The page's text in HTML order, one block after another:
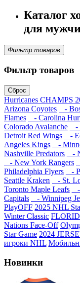
Каталог
для
Фильтр товаров
Фильтр товаров
Сброс
Hurricanes CHAMPS
Arizona Coyotes
-
Flames
- Carolina
Colorado Avalanche
-
Detroit Red Wings
-
Angeles Kings
-
Nashville Predators
-
- New York Rangers
Philadelphia Flyers
-
Seattle Kraken
- St.
Toronto Maple Leafs
-
Capitals
- Winnipeg
PlayOFF 2025 NHL
Winter Classic
Nations Face-Off
Star Game 2024
игроки NHL
Новинки